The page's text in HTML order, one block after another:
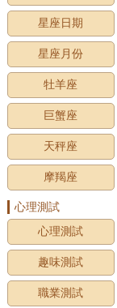
星座日期
星座月份
牡羊座
巨蟹座
天秤座
摩羯座
心理測試
心理測試
趣味測試
職業測試